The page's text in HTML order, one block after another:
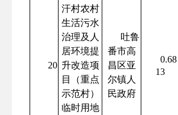
20
汗村农村
生活污水
治理及人
居环境提
升改造项
目（重点
示范村）
临时用地
吐鲁
番市高
昌区亚
尔镇人
民政府
0.68
13